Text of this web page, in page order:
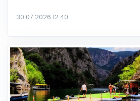
30.07.2026 12:40